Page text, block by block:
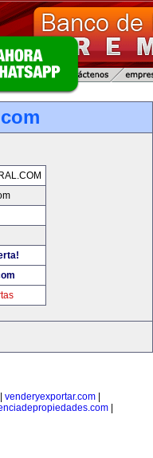
venderyexportar.com
|